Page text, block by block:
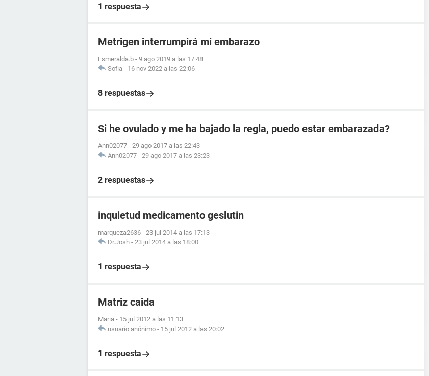
1 respuesta
Metrigen interrumpirá mi embarazo
Esmeralda.b - 9 ago 2019 a las 17:48
Sofia - 16 nov 2022 a las 22:06
8 respuestas
Si he ovulado y me ha bajado la regla, puedo estar embarazada?
Ann02077 - 29 ago 2017 a las 22:43
Ann02077 - 29 ago 2017 a las 23:23
2 respuestas
inquietud medicamento geslutin
marqueza2636 - 23 jul 2014 a las 17:13
Dr.Josh - 23 jul 2014 a las 18:00
1 respuesta
Matriz caida
Maria - 15 jul 2012 a las 11:13
usuario anónimo - 15 jul 2012 a las 20:02
1 respuesta